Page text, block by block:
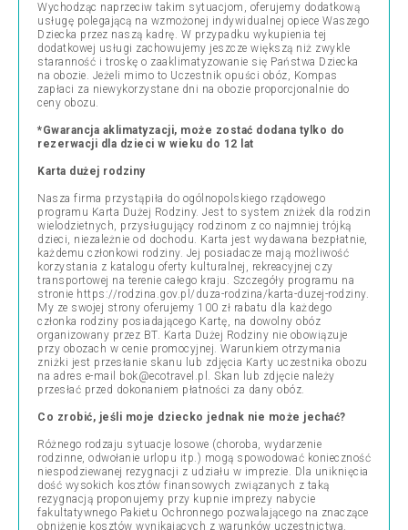
Wychodząc naprzeciw takim sytuacjom, oferujemy dodatkową
usługę polegającą na wzmożonej indywidualnej opiece Waszego
Dziecka przez naszą kadrę. W przypadku wykupienia tej
dodatkowej usługi zachowujemy jeszcze większą niż zwykle
staranność i troskę o zaaklimatyzowanie się Państwa Dziecka
na obozie. Jeżeli mimo to Uczestnik opuści obóz, Kompas
zapłaci za niewykorzystane dni na obozie proporcjonalnie do
ceny obozu.
*Gwarancja aklimatyzacji, może zostać dodana tylko do
rezerwacji dla dzieci w wieku do 12 lat
Karta dużej rodziny
Nasza firma przystąpiła do ogólnopolskiego rządowego
programu Karta Dużej Rodziny. Jest to system zniżek dla rodzin
wielodzietnych, przysługujący rodzinom z co najmniej trójką
dzieci, niezależnie od dochodu. Karta jest wydawana bezpłatnie,
każdemu członkowi rodziny. Jej posiadacze mają możliwość
korzystania z katalogu oferty kulturalnej, rekreacyjnej czy
transportowej na terenie całego kraju. Szczegóły programu na
stronie https://rodzina.gov.pl/duza-rodzina/karta-duzej-rodziny.
My ze swojej strony oferujemy 100 zł rabatu dla każdego
członka rodziny posiadającego Kartę, na dowolny obóz
organizowany przez BT. Karta Dużej Rodziny nie obowiązuje
przy obozach w cenie promocyjnej. Warunkiem otrzymania
zniżki jest przesłanie skanu lub zdjęcia Karty uczestnika obozu
na adres e-mail bok@ecotravel.pl. Skan lub zdjęcie należy
przesłać przed dokonaniem płatności za dany obóz.
Co zrobić, jeśli moje dziecko jednak nie może jechać?
Różnego rodzaju sytuacje losowe (choroba, wydarzenie
rodzinne, odwołanie urlopu itp.) mogą spowodować konieczność
niespodziewanej rezygnacji z udziału w imprezie. Dla uniknięcia
dość wysokich kosztów finansowych związanych z taką
rezygnacją proponujemy przy kupnie imprezy nabycie
fakultatywnego Pakietu Ochronnego pozwalającego na znaczące
obniżenie kosztów wynikających z warunków uczestnictwa.